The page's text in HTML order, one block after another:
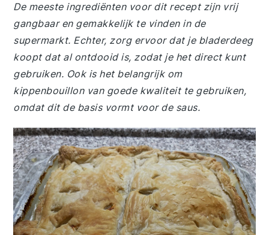
De meeste ingrediënten voor dit recept zijn vrij
gangbaar en gemakkelijk te vinden in de
supermarkt. Echter, zorg ervoor dat je bladerdeeg
koopt dat al ontdooid is, zodat je het direct kunt
gebruiken. Ook is het belangrijk om
kippenbouillon van goede kwaliteit te gebruiken,
omdat dit de basis vormt voor de saus.